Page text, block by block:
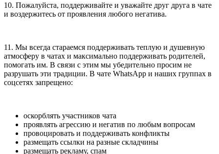
10. Пожалуйста, поддерживайте и уважайте друг друга в чате
и воздержитесь от проявления любого негатива.
11. Мы всегда стараемся поддерживать теплую и душевную
атмосферу в чатах и максимально поддерживать родителей,
помогать им. В связи с этим мы убедительно просим не
разрушать эти традиции. В чате WhatsApp и наших группах в
соцсетях запрещено:
оскорблять участников чата
проявлять агрессию и негатив по любым вопросам
провоцировать и поддерживать конфликты
размещать ссылки на разные складчины
размещать рекламу, спам